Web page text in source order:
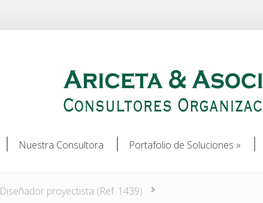
Nuestra Consultora
Portafolio de Soluciones »
Diseñador proyectista (Ref. 1439)